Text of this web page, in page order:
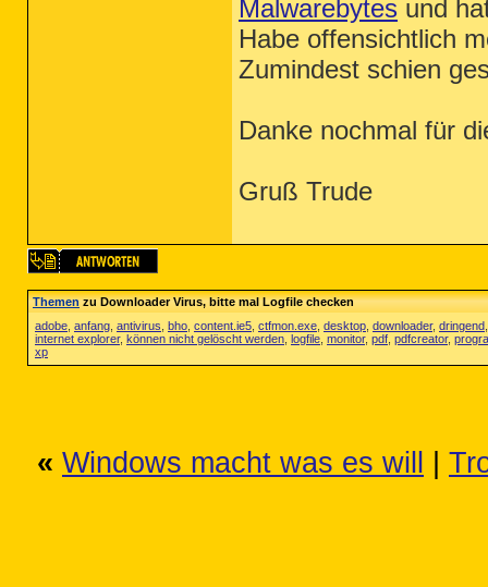
Malwarebytes und
Habe offensichtlich
Zumindest schien
Danke nochmal für
Gruß Trude
Themenzu Downloader Virus, bitte mal Logfile checken
adobe anfang antivirus bho content.ie5 ctfmon.exe desktop downloader, dringend
internet explorer, können nicht gelöscht werden logfile monitor, pdf pdfcreator,
xp
« Windows macht was es will